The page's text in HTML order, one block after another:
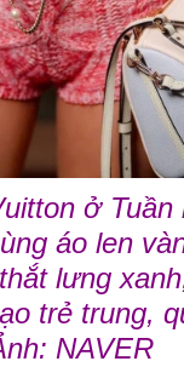
ở
áo len
lưng
trẻ trung,
NAVER